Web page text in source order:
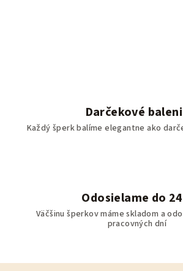
Darčekové
Každý šperk balíme elegantne ako
Odosielame do
Väčšinu šperkov máme skladom a
pracovných dní